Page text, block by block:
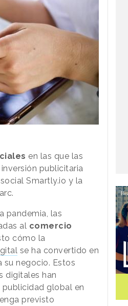
en las que las
publicitaria
Smartly.io y la
pandemia, las
al comercio
cómo la
se ha convertido en
su negocio. Estos
digitales han
global en
previsto